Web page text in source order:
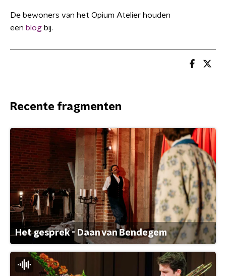
De bewoners van het Opium Atelier houden
een blog bij.
Recente fragmenten
Het gesprek - Daan van Bendegem